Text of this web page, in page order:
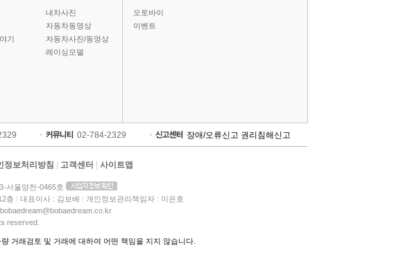
기
내차사진
자동차동영상
자동차사진/동영상
레이싱모델
오토바이
이벤트
02-784-2329 장애/오류신고 권리침해신고
정보처리방침 고객센터 사이트맵
서울양천-0465호
층 대표이사 : 김보배
개인정보관리책임자 : 이은호
reserved.
거래검토 및 거래에 대하여 어떤 책임을 지지 않습니다.